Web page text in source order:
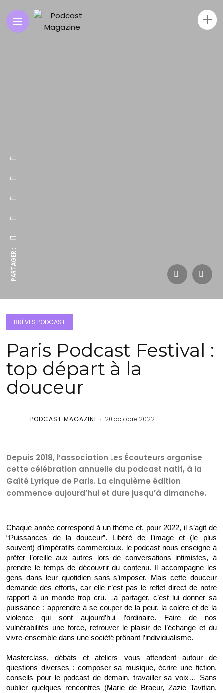
PARTAGER :
BRÈVES PODCAST
Paris Podcast Festival :
top départ à la
douceur
PODCAST MAGAZINE 20 octobre 2022
Depuis 2018, l’association Les Écouteurs organise
cette célébration annuelle du podcast natif, à la
Gaîté Lyrique de Paris. La cinquième édition
commence aujourd’hui et dure jusqu’à dimanche.
Chaque année correspond à un thème et, pour 2022, il s’agit de
“Puissances de la douceur”. Libéré de l’image et (le plus
souvent) d’impératifs commerciaux, le podcast nous enseigne à
prêter l’oreille aux autres lors de conversations intimistes, à
prendre le temps de découvrir du contenu. Il accompagne les
gens dans leur quotidien sans s’imposer. Mais cette douceur
demande des efforts, car elle n’est pas le reflet direct de notre
rapport à un monde trop cru. La partager, c’est lui donner sa
puissance : apprendre à se couper de la peur, la colère et de la
violence qui sont aujourd’hui l’ordinaire. Faire de nos
vulnérabilités une force, retrouver le plaisir de l’échange et du
vivre-ensemble dans une société prônant l’individualisme.
Masterclass, débats et ateliers vous attendent autour de
questions diverses : composer sa musique, écrire une fiction,
conseils pour le podcast de demain, travailler sa voix… Sans
oublier quelques rencontres (Marie de Braeur, Zazie Tavitian,